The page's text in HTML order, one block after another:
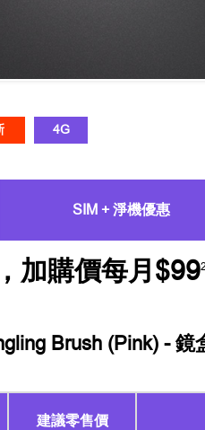
4G
SIM + 淨機優惠
加購價每月$992
Brush (Pink) -
建議零售價